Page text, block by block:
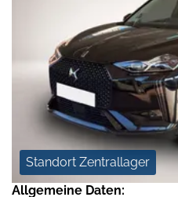
Standort Zentrallager
Allgemeine Daten: